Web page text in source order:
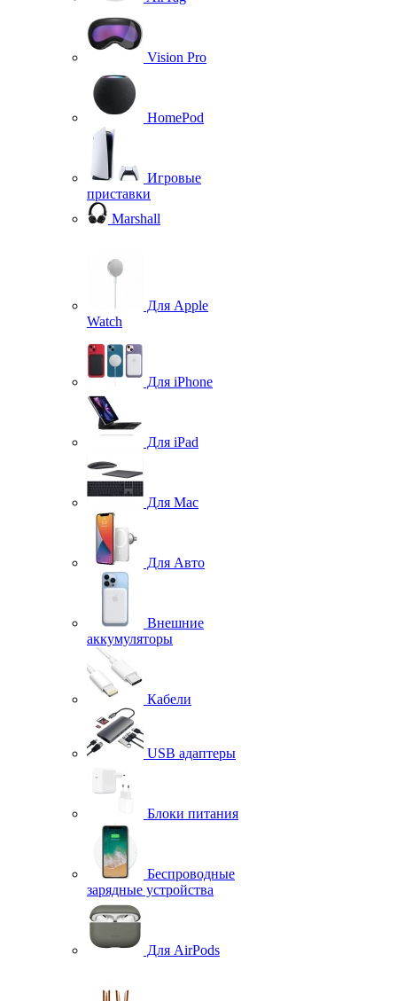
Vision Pro
HomePod
Игровые
приставки
Marshall
Для Apple
Watch
Для iPhone
Для iPad
Для Mac
Для Авто
Внешние
аккумуляторы
Кабели
USB адаптеры
Блоки питания
Беспроводные
зарядные устройства
Для AirPods